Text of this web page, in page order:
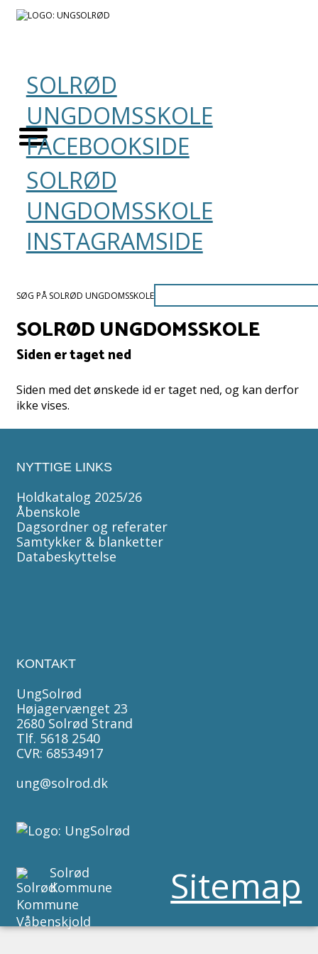
SOLRØD
UNGDOMSSKOLE
FACEBOOKSIDE
SOLRØD
UNGDOMSSKOLE
INSTAGRAMSIDE
SØG PÅ SOLRØD UNGDOMSSKOLE
SOLRØD UNGDOMSSKOLE
Siden er taget ned
Siden med det ønskede id er taget ned, og kan derfor
ikke vises.
NYTTIGE LINKS
Holdkatalog 2025/26
Åbenskole
Dagsordner og referater
Samtykker & blanketter
Databeskyttelse
KONTAKT
UngSolrød
Højagervænget 23
2680 Solrød Strand
Tlf. 5618 2540
CVR: 68534917
ung@solrod.dk
Sitemap
Solrød
Kommune